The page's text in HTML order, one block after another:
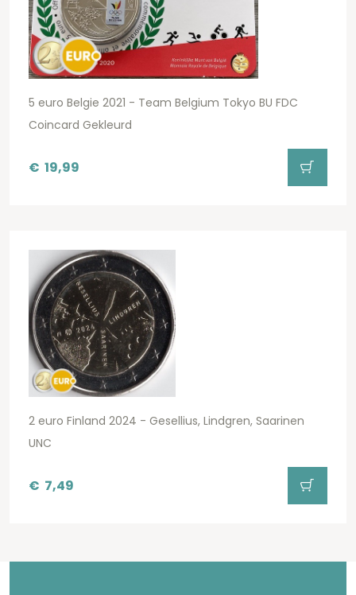
5 euro Belgie 2021 - Team Belgium Tokyo BU FDC
Coincard Gekleurd
€ 19,99
2 euro Finland 2024 - Gesellius, Lindgren, Saarinen
UNC
€ 7,49